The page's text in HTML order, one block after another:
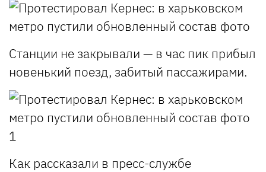
Станции не закрывали — в час пик прибыл
новенький поезд, забитый пассажирами.
Как рассказали в пресс-службе